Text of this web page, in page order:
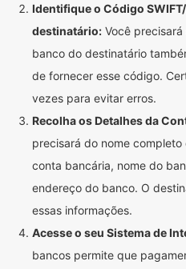
Identifique o Código
destinatário: Você
banco do destinatário
de fornecer esse código.
vezes para evitar erros.
Recolha os Detalhes da
precisará do nome
conta bancária, nome do
endereço do banco. O
essas informações.
Acesse o seu Sistema de
bancos permite que